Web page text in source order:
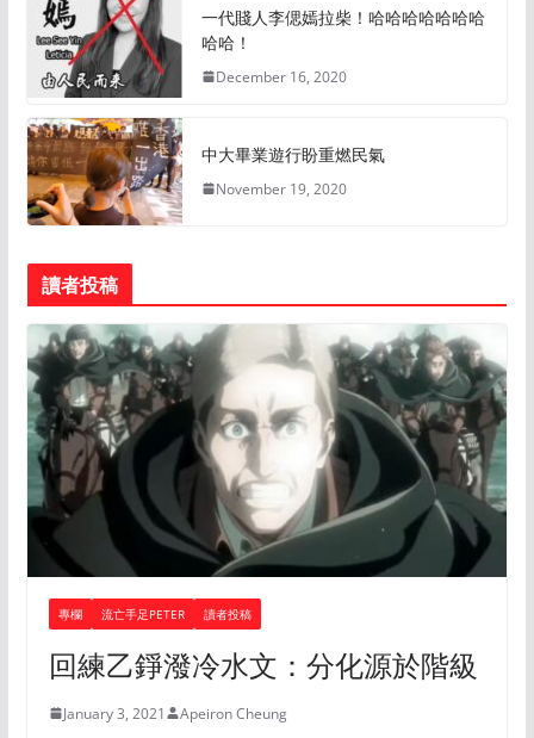
一代賤人李偲嫣拉柴！哈哈哈哈哈哈哈
哈哈！
December 16, 2020
中大畢業遊行盼重燃民氣
November 19, 2020
讀者投稿
專欄 流亡手足PETER 讀者投稿
回練乙錚潑冷水文：分化源於階級
January 3, 2021 Apeiron Cheung